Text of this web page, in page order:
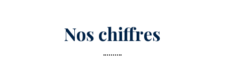
Nos chiffres